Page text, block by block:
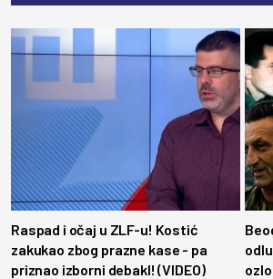
Raspad i očaj u ZLF-u! Kostić
zakukao zbog prazne kase - pa
priznao izborni debakl! (VIDEO)